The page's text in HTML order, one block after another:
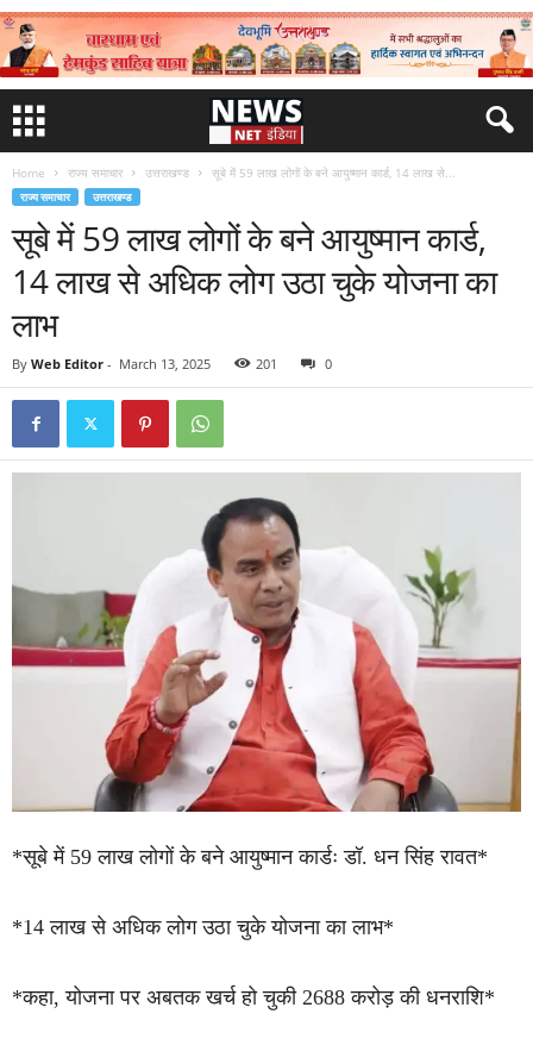
Home राज्य समाचार उत्तराखण्ड सूबे में 59 लाख लोगों के बने आयुष्मान कार्ड, 14 लाख से...
राज्य समाचार उत्तराखण्ड
सूबे में 59 लाख लोगों के बने आयुष्मान कार्ड,
14 लाख से अधिक लोग उठा चुके योजना का
लाभ
By Web Editor - March 13, 2025 201 0
*सूबे में 59 लाख लोगों के बने आयुष्मान कार्डः डॉ. धन सिंह रावत*
*14 लाख से अधिक लोग उठा चुके योजना का लाभ*
*कहा, योजना पर अबतक खर्च हो चुकी 2688 करोड़ की धनराशि*